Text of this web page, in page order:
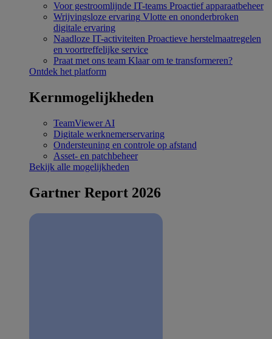
Voor gestroomlijnde IT-teams Proactief apparaatbeheer
Wrijvingsloze ervaring Vlotte en ononderbroken
digitale ervaring
Naadloze IT-activiteiten Proactieve herstelmaatregelen
en voortreffelijke service
Praat met ons team Klaar om te transformeren?
Ontdek het platform
Kernmogelijkheden
TeamViewer AI
Digitale werknemerservaring
Ondersteuning en controle op afstand
Asset- en patchbeheer
Bekijk alle mogelijkheden
Gartner Report 2026